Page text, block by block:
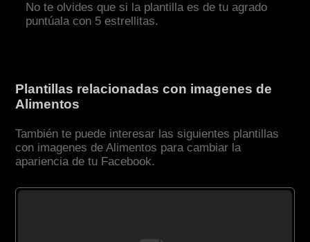
No te olvides que si la plantilla es de tu agrado
puntúala con 5 estrellitas.
Plantillas relacionadas con imagenes de
Alimentos
También te puede interesar las siguientes plantillas
con imagenes de Alimentos para cambiar la
apariencia de tu Facebook.